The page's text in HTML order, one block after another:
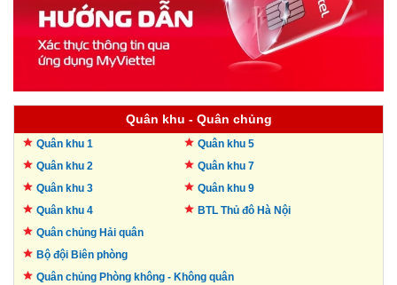
Quân khu - Quân chủng
Quân khu 1
Quân khu 2
Quân khu 3
Quân khu 4
Quân khu 5
Quân khu 7
Quân khu 9
BTL Thủ đô Hà Nội
Quân chủng Hải quân
Bộ đội Biên phòng
Quân chủng Phòng không - Không quân